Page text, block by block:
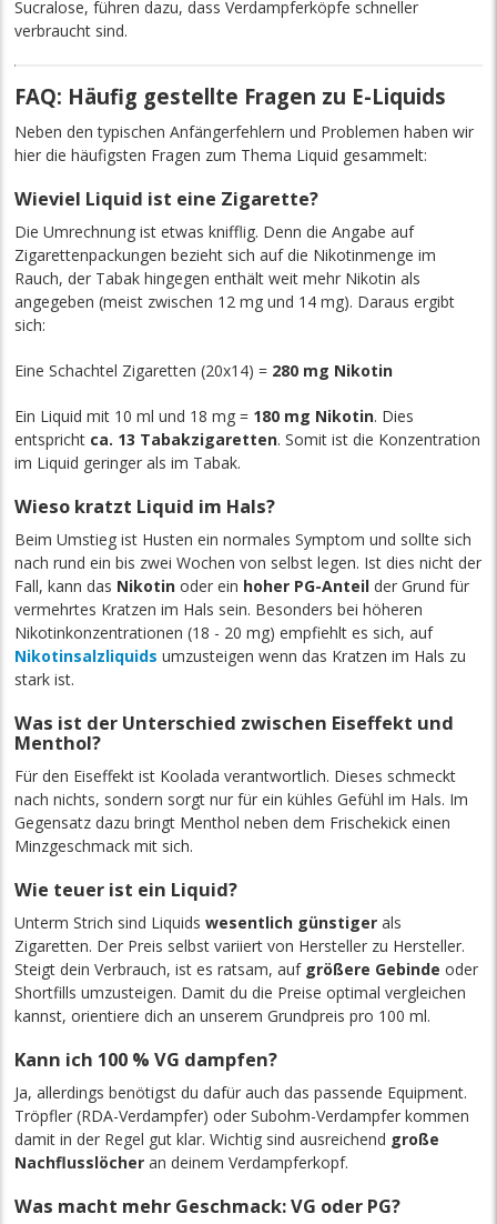
Sucralose, führen dazu, dass Verdampferköpfe schneller
verbraucht sind.
FAQ: Häufig gestellte Fragen zu E-Liquids
Neben den typischen Anfängerfehlern und Problemen haben wir
hier die häufigsten Fragen zum Thema Liquid gesammelt:
Wieviel Liquid ist eine Zigarette?
Die Umrechnung ist etwas knifflig. Denn die Angabe auf
Zigarettenpackungen bezieht sich auf die Nikotinmenge im
Rauch, der Tabak hingegen enthält weit mehr Nikotin als
angegeben (meist zwischen 12 mg und 14 mg). Daraus ergibt
sich:
Eine Schachtel Zigaretten (20x14) = 280 mg Nikotin
Ein Liquid mit 10 ml und 18 mg = 180 mg Nikotin. Dies
entspricht ca. 13 Tabakzigaretten. Somit ist die Konzentration
im Liquid geringer als im Tabak.
Wieso kratzt Liquid im Hals?
Beim Umstieg ist Husten ein normales Symptom und sollte sich
nach rund ein bis zwei Wochen von selbst legen. Ist dies nicht der
Fall, kann das Nikotin oder ein hoher PG-Anteil der Grund für
vermehrtes Kratzen im Hals sein. Besonders bei höheren
Nikotinkonzentrationen (18 - 20 mg) empfiehlt es sich, auf
Nikotinsalzliquids umzusteigen wenn das Kratzen im Hals zu
stark ist.
Was ist der Unterschied zwischen Eiseffekt und
Menthol?
Für den Eiseffekt ist Koolada verantwortlich. Dieses schmeckt
nach nichts, sondern sorgt nur für ein kühles Gefühl im Hals. Im
Gegensatz dazu bringt Menthol neben dem Frischekick einen
Minzgeschmack mit sich.
Wie teuer ist ein Liquid?
Unterm Strich sind Liquidswesentlich günstiger als
Zigaretten. Der Preis selbst variiert von Hersteller zu Hersteller.
Steigt dein Verbrauch, ist es ratsam, auf größere Gebinde oder
Shortfills umzusteigen. Damit du die Preise optimal vergleichen
kannst, orientiere dich an unserem Grundpreis pro 100 ml.
Kann ich 100 % VG dampfen?
Ja, allerdings benötigst du dafür auch das passende Equipment.
Tröpfler (RDA-Verdampfer) oder Subohm-Verdampfer kommen
damit in der Regel gut klar. Wichtig sind ausreichend große
Nachflusslöcher an deinem Verdampferkopf.
Was macht mehr Geschmack: VG oder PG?